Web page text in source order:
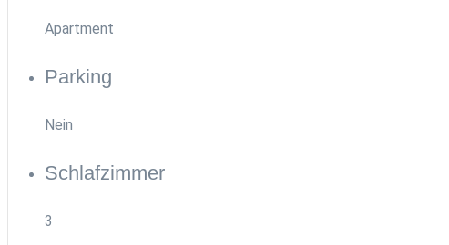
Apartment
Parking
Nein
Schlafzimmer
3